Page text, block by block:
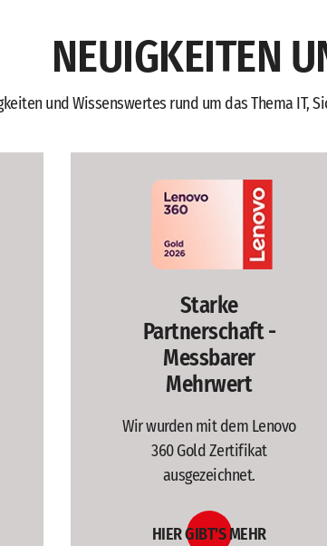
NEUIGKEITEN
und Wissenswertes rund um das Thema
Starke
Partnerschaft -
Messbarer
Mehrwert
Wir wurden mit dem Lenovo
360 Gold Zertifikat
ausgezeichnet.
HIER GIBT'S MEHR